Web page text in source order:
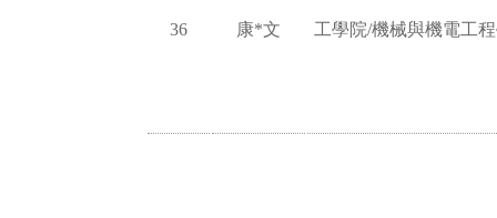
36 康*文 工學院/機械與機電工